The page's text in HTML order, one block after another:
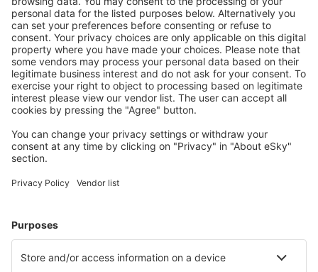
Cazarea preferată
Alege din peste 1,3 mil. de opţiuni: hoteluri, cabane,
apartamente și altele.
Cele mai căutate hoteluri de către utilizatorii eSky
Hoteluri în Franţa - Orașe populare
Hoteluri în Talmont-Saint-Hilaire
Hoteluri în Huez Hoteluri în La Teste-de-Buch